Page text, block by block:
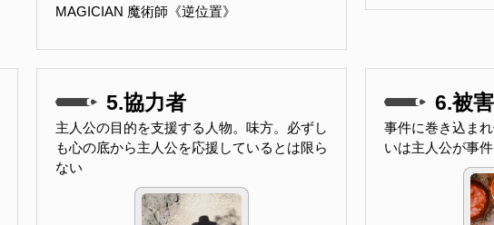
MAGICIAN 魔術師《逆位置》
5.協力者
主人公の目的を支援する人物。味方。必ずし
も心の底から主人公を応援しているとは限ら
ない
6.被
事件に巻き込ま
いは主人公が事